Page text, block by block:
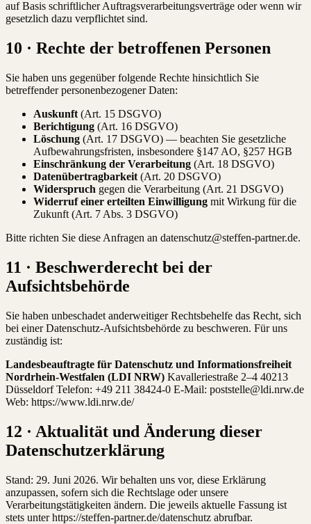
auf Basis schriftlicher Auftragsverarbeitungsverträge oder wenn wir
gesetzlich dazu verpflichtet sind.
10 · Rechte der betroffenen Personen
Sie haben uns gegenüber folgende Rechte hinsichtlich Sie
betreffender personenbezogener Daten:
Auskunft (Art. 15 DSGVO)
Berichtigung (Art. 16 DSGVO)
Löschung (Art. 17 DSGVO) — beachten Sie gesetzliche
Aufbewahrungsfristen, insbesondere §147 AO, §257 HGB
Einschränkung der Verarbeitung (Art. 18 DSGVO)
Datenübertragbarkeit (Art. 20 DSGVO)
Widerspruch gegen die Verarbeitung (Art. 21 DSGVO)
Widerruf einer erteilten Einwilligung mit Wirkung für die
Zukunft (Art. 7 Abs. 3 DSGVO)
Bitte richten Sie diese Anfragen an datenschutz@steffen-partner.de.
11 · Beschwerderecht bei der
Aufsichtsbehörde
Sie haben unbeschadet anderweitiger Rechtsbehelfe das Recht, sich
bei einer Datenschutz-Aufsichtsbehörde zu beschweren. Für uns
zuständig ist:
Landesbeauftragte für Datenschutz und Informationsfreiheit
Nordrhein-Westfalen (LDI NRW) Kavalleriestraße 2–4 40213
Düsseldorf Telefon: +49 211 38424-0 E-Mail: poststelle@ldi.nrw.de
Web: https://www.ldi.nrw.de/
12 · Aktualität und Änderung dieser
Datenschutzerklärung
Stand: 29. Juni 2026. Wir behalten uns vor, diese Erklärung
anzupassen, sofern sich die Rechtslage oder unsere
Verarbeitungstätigkeiten ändern. Die jeweils aktuelle Fassung ist
stets unter https://steffen-partner.de/datenschutz abrufbar.